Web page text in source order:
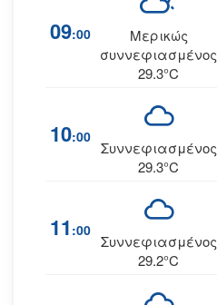
09:00
Μερικώς
συννεφιασμένος
29.3°C
10:00
Συννεφιασμένος
29.3°C
11 :00
Συννεφιασμένος
29.2°C